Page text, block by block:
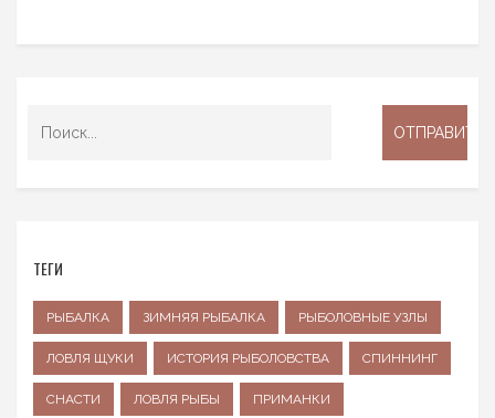
ТЕГИ
РЫБАЛКА ЗИМНЯЯ РЫБАЛКА РЫБОЛОВНЫЕ УЗЛЫ
ЛОВЛЯ ЩУКИ ИСТОРИЯ РЫБОЛОВСТВА СПИННИНГ
СНАСТИ ЛОВЛЯ РЫБЫ ПРИМАНКИ